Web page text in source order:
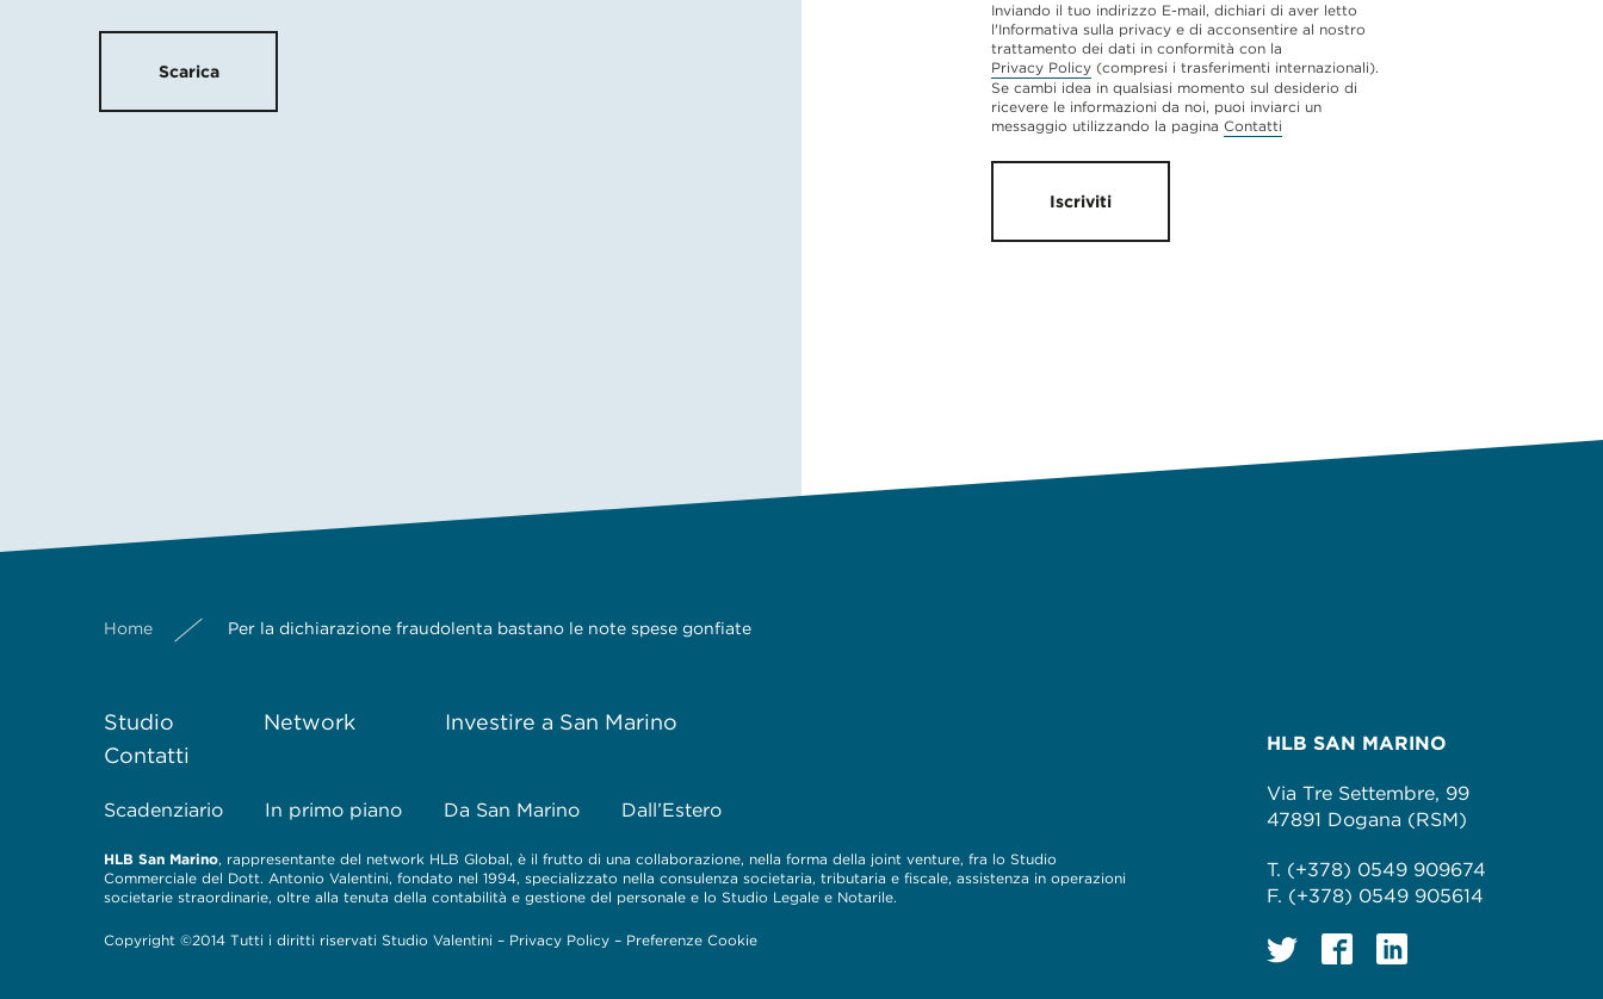
Scarica
Inviando il tuo indirizzo E-mail, dichiari di aver letto
l'Informativa sulla privacy e di acconsentire al nostro
trattamento dei dati in conformità con la
Privacy Policy (compresi i trasferimenti internazionali).
Se cambi idea in qualsiasi momento sul desiderio di
ricevere le informazioni da noi, puoi inviarci un
messaggio utilizzando la pagina Contatti
Iscriviti
Home Per la dichiarazione fraudolenta bastano le note spese gonfiate
Studio Network
Investire a San Marino
Contatti
Scadenziario In primo piano Da San Marino Dall’Estero
HLB SAN MARINO
Via Tre Settembre, 99
47891 Dogana (RSM)
T. (+378) 0549 909674
F. (+378) 0549 905614
HLB San Marino, rappresentante del network HLB Global, è il frutto di una collaborazione, nella forma della joint venture, fra lo Studio
Commerciale del Dott. Antonio Valentini, fondato nel 1994, specializzato nella consulenza societaria, tributaria e fiscale, assistenza in operazioni
societarie straordinarie, oltre alla tenuta della contabilità e gestione del personale e lo Studio Legale e Notarile.
Copyright ©2014 Tutti i diritti riservati Studio Valentini – Privacy Policy – Preferenze Cookie